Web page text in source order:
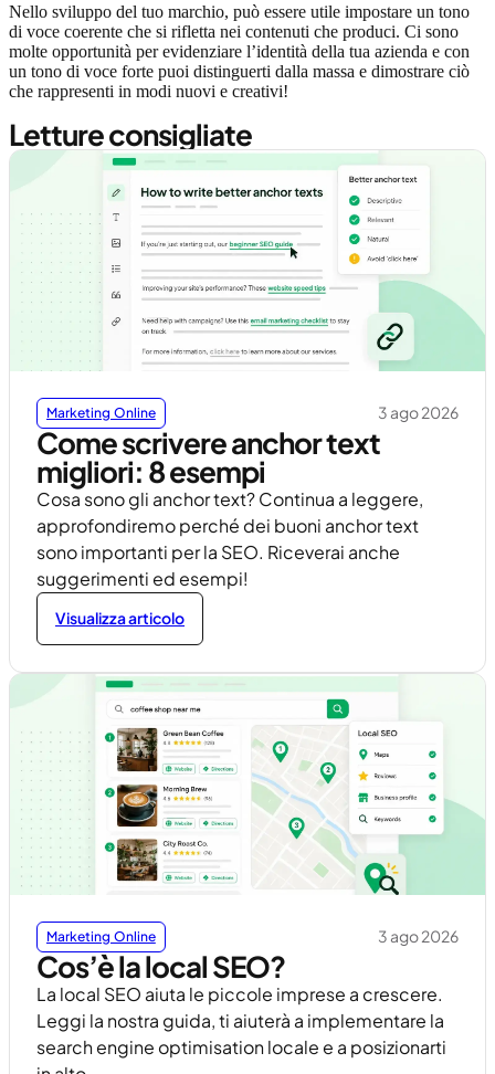
Nello sviluppo del tuo marchio, può essere utile impostare un tono
di voce coerente che si rifletta nei contenuti che produci. Ci sono
molte opportunità per evidenziare l’identità della tua azienda e con
un tono di voce forte puoi distinguerti dalla massa e dimostrare ciò
che rappresenti in modi nuovi e creativi!
Letture consigliate
Marketing Online 3 ago 2026
Come scrivere anchor text
migliori: 8 esempi
Cosa sono gli anchor text? Continua a leggere,
approfondiremo perché dei buoni anchor text
sono importanti per la SEO. Riceverai anche
suggerimenti ed esempi!
Visualizza articolo
Marketing Online 3 ago 2026
Cos’è la local SEO?
La local SEO aiuta le piccole imprese a crescere.
Leggi la nostra guida, ti aiuterà a implementare la
search engine optimisation locale e a posizionarti